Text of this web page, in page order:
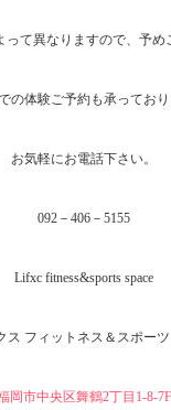
て異なりますので、予め
の体験ご予約も承っており
お気軽にお電話下さい。
092－406－5155
Lifxc fitness&sports space
ス フィットネス＆スポー
岡市中央区舞鶴2丁目1‐8-7F